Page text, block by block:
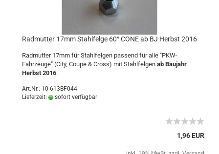
Radmutter 17mm Stahlfelge 60° CONE ab BJ Herbst 2016
Radmutter 17mm für Stahlfelgen passend für alle "PKW-
Fahrzeuge" (City, Coupe & Cross) mit Stahlfelgen ab Baujahr
Herbst 2016.
Art.Nr.: 10-613BF044
Lieferzeit:
sofort verfügbar
1,96 EUR